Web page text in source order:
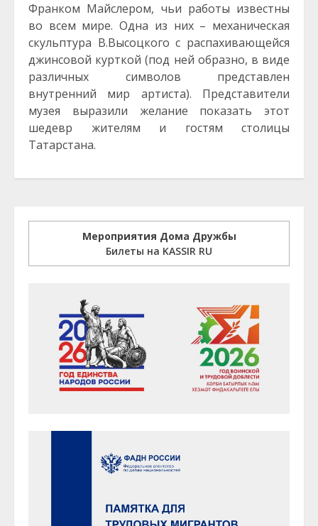
Франком Майслером, чьи работы известны
во всем мире. Одна из них – механическая
скульптура В.Высоцкого с распахивающейся
джинсовой курткой (под ней образно, в виде
различных символов представлен
внутренний мир артиста). Представители
музея выразили желание показать этот
шедевр жителям и гостям столицы
Татарстана.
Мероприятия Дома Дружбы
Билеты на KASSIR RU